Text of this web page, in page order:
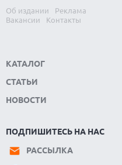
Об издании
Реклама
Вакансии
Контакты
КАТАЛОГ
СТАТЬИ
НОВОСТИ
ПОДПИШИТЕСЬ НА НАС
РАССЫЛКА